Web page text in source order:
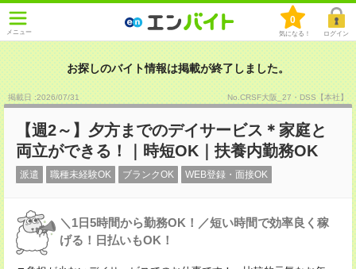
メニュー
0
気になる！ ログイン
お探しのバイト情報は掲載が終了しました。
掲載日 :2026/07/31 No.CRSF大阪_27・DSS【本社】
【週2～】夕方までのデイサービス＊家庭と
両立ができる！｜時短OK｜扶養内勤務OK
派遣 職種未経験OK ブランクOK WEB登録・面接OK
＼1日5時間から勤務OK！／短い時間で効率良く稼
げる！日払いもOK！